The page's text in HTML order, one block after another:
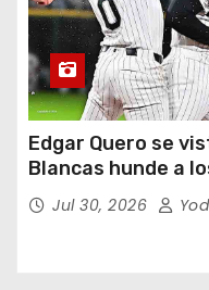
Edgar Quero se
Blancas hunde a
en doce entradas
Jul 30, 2026